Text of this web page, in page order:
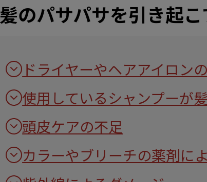
髪のパサパサを引き起
ドライヤーやヘアアイロン
使用しているシャンプーが
頭皮ケアの不足
カラーやブリーチの薬剤に